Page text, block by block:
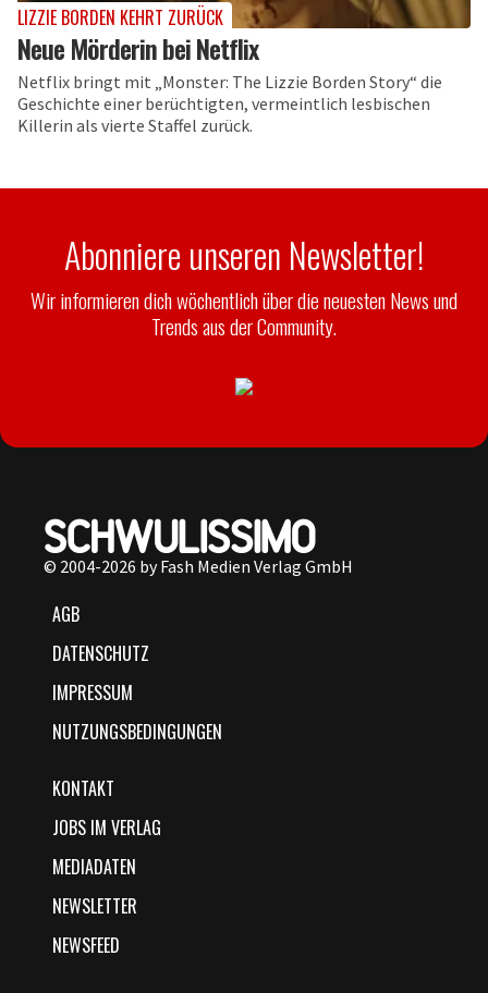
LIZZIE BORDEN KEHRT ZURÜCK
Neue Mörderin bei Netflix
Netflix bringt mit „Monster: The Lizzie Borden Story“ die
Geschichte einer berüchtigten, vermeintlich lesbischen
Killerin als vierte Staffel zurück.
Abonniere unseren Newsletter!
Wir informieren dich wöchentlich über die neuesten News und
Trends aus der Community.
© 2004-2026 by Fash Medien Verlag GmbH
AGB
DATENSCHUTZ
IMPRESSUM
NUTZUNGSBEDINGUNGEN
KONTAKT
JOBS IM VERLAG
MEDIADATEN
NEWSLETTER
NEWSFEED